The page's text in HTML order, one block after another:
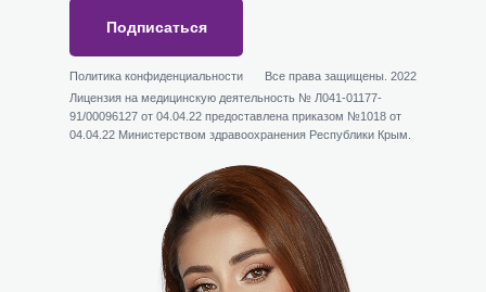
Подписаться
Политика конфиденциальности Все права защищены. 2022
Лицензия на медицинскую деятельность № Л041-01177-
91/00096127 от 04.04.22 предоставлена приказом №1018 от
04.04.22 Министерством здравоохранения Республики Крым.